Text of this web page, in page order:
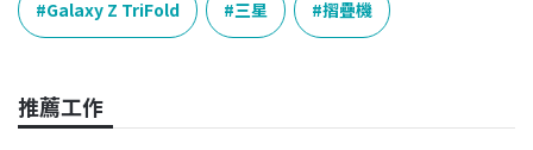
e
b
o
k
e
e
a
k
e
n
y
L
k
Galaxy Z TriFold 三星 摺疊機
推薦工作